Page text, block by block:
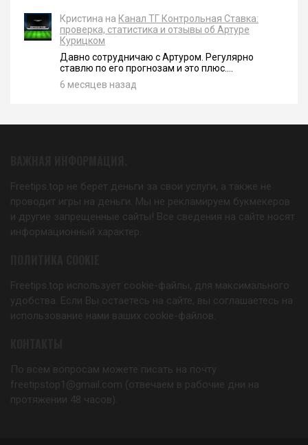
Кристина на Канал ТГ Контрольная Ставка:
проверка, статистика и отзывы об Артуре
Курицком
Давно сотрудничаю с Артуром. Регулярно
ставлю по его прогнозам и это плюс....
6 месяцев назад
Freetips.top не берет деньги за свои услуги, а также не
проводит игры на деньги. Мы не рекламируем букмекеров
и другие запрещенные сайты! Все сведения на сайте носят
информационный характер.
Freetips.top использует cookie-файлы, для максимального
удобства. Если Вы остаетесь на сайте, вы соглашаетесь на
использование нами ваших cookie-файлов.
По всем вопросам можете писать на почту
freetipstop1@gmail.com (отвечаем в рабочие дни на
протяжении 48 часов).